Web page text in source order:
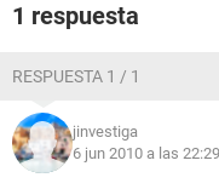
1 respuesta
RESPUESTA 1 / 1
jinvestiga
6 jun 2010 a las 22:29